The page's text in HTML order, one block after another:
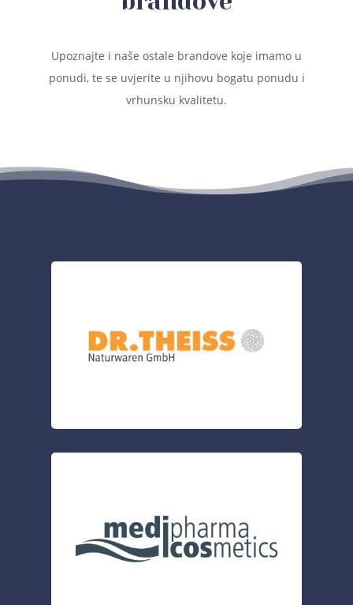
Upoznajte i naše ostale brandove koje imamo u
ponudi, te se uvjerite u njihovu bogatu ponudu i
vrhunsku kvalitetu.